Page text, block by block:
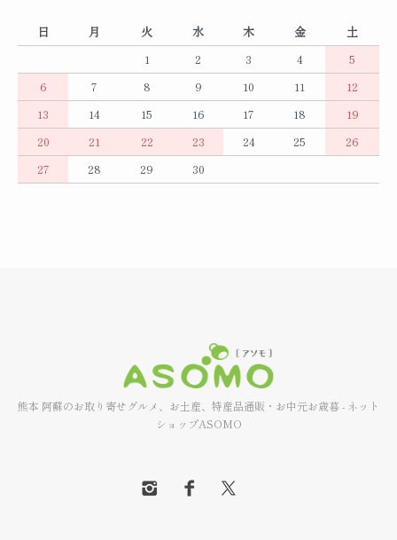
日 月 火 水 木 金
土
1
2 3 4
5
6
7 8 9 10 11
12
13
14 15 16 17 18
19
20
21 22 23 24 25
26
27
28 29 30
熊本 阿蘇のお取り寄せグルメ、お土産、特産品通販・お中元お歳暮 - ネット
ショップASOMO